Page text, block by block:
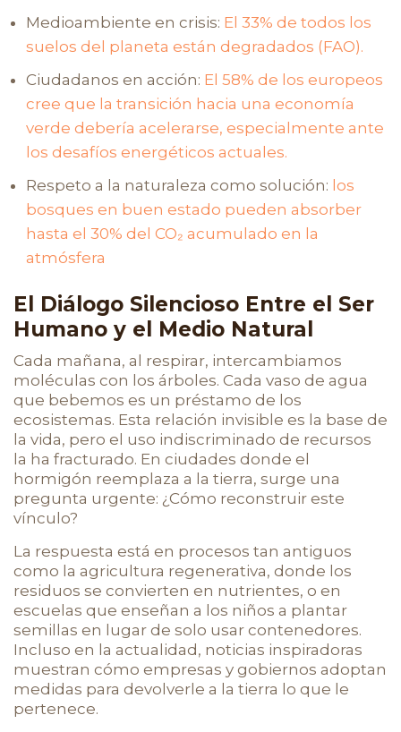
Medioambiente en crisis: El 33% de todos los
suelos del planeta están degradados (FAO).
Ciudadanos en acción: El 58% de los europeos
cree que la transición hacia una economía
verde debería acelerarse, especialmente ante
los desafíos energéticos actuales.
Respeto a la naturaleza como solución: los
bosques en buen estado pueden absorber
hasta el 30% del CO₂ acumulado en la
atmósfera
El Diálogo Silencioso Entre el Ser
Humano y el Medio Natural
Cada mañana, al respirar, intercambiamos
moléculas con los árboles. Cada vaso de agua
que bebemos es un préstamo de los
ecosistemas. Esta relación invisible es la base de
la vida, pero el uso indiscriminado de recursos
la ha fracturado. En ciudades donde el
hormigón reemplaza a la tierra, surge una
pregunta urgente: ¿Cómo reconstruir este
vínculo?
La respuesta está en procesos tan antiguos
como la agricultura regenerativa, donde los
residuos se convierten en nutrientes, o en
escuelas que enseñan a los niños a plantar
semillas en lugar de solo usar contenedores.
Incluso en la actualidad, noticias inspiradoras
muestran cómo empresas y gobiernos adoptan
medidas para devolverle a la tierra lo que le
pertenece.